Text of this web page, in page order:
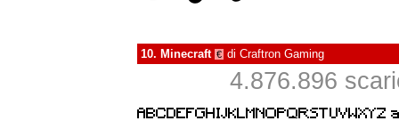
10. Minecraft € di Craftron Gaming
4.876.896